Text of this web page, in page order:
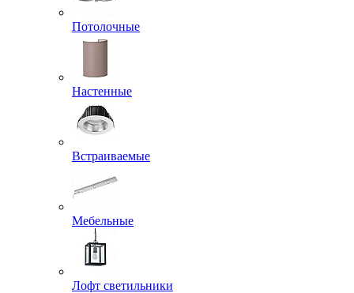
Потолочные
Настенные
Встраиваемые
Мебельные
Лофт светильники